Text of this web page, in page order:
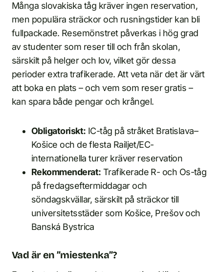
Många slovakiska tåg kräver ingen reservation,
men populära sträckor och rusningstider kan bli
fullpackade. Resemönstret påverkas i hög grad
av studenter som reser till och från skolan,
särskilt på helger och lov, vilket gör dessa
perioder extra trafikerade. Att veta när det är värt
att boka en plats – och vem som reser gratis –
kan spara både pengar och krångel.
Obligatoriskt: IC-tåg på stråket Bratislava–
Košice och de flesta Railjet/EC-
internationella turer kräver reservation
Rekommenderat: Trafikerade R- och Os-tåg
på fredagseftermiddagar och
söndagskvällar, särskilt på sträckor till
universitetsstäder som Košice, Prešov och
Banská Bystrica
Vad är en ”miestenka”?